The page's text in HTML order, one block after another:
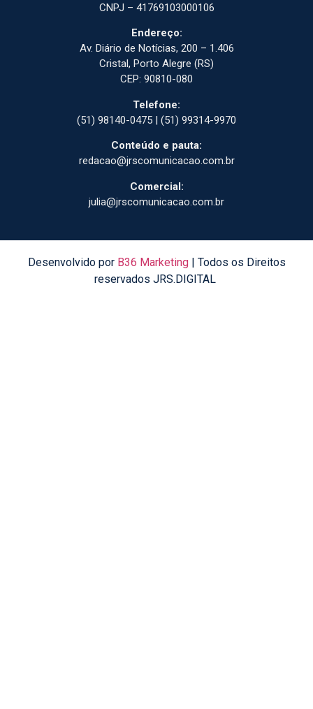
CNPJ – 41769103000106
Endereço:
Av. Diário de Notícias, 200 – 1.406
Cristal, Porto Alegre (RS)
CEP: 90810-080
Telefone:
(51) 98140-0475 | (51) 99314-9970
Conteúdo e pauta:
redacao@jrscomunicacao.com.br
Comercial:
julia@jrscomunicacao.com.br
Desenvolvido por B36 Marketing| Todos os Direitos
reservados JRS.DIGITAL